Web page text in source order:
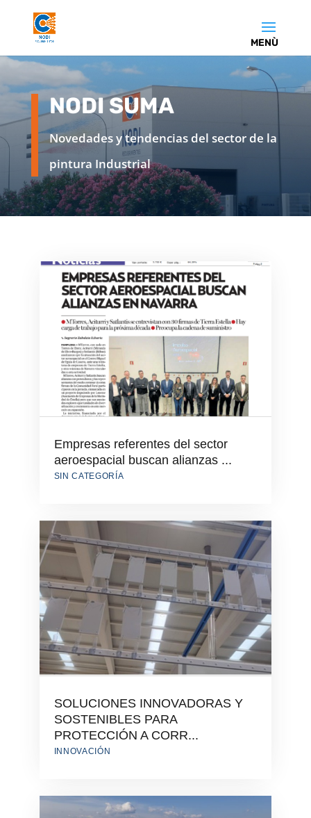
NODI SUMA
Novedades y tendencias del sector de la
pintura Industrial
Empresas referentes del sector
aeroespacial buscan alianzas ...
SIN CATEGORÍA
SOLUCIONES INNOVADORAS Y
SOSTENIBLES PARA
PROTECCIÓN A CORR...
INNOVACIÓN